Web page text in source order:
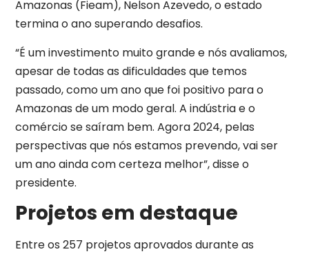
Amazonas (Fieam), Nelson Azevedo, o estado
termina o ano superando desafios.
“É um investimento muito grande e nós avaliamos,
apesar de todas as dificuldades que temos
passado, como um ano que foi positivo para o
Amazonas de um modo geral. A indústria e o
comércio se saíram bem. Agora 2024, pelas
perspectivas que nós estamos prevendo, vai ser
um ano ainda com certeza melhor”, disse o
presidente.
Projetos em destaque
Entre os 257 projetos aprovados durante as